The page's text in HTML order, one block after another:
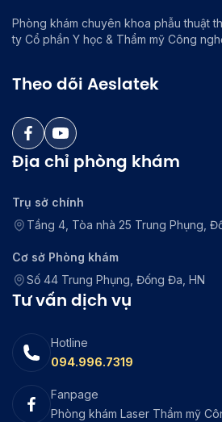
Phòng khám chuyên khoa phẫu thuật
ty Cổ phần Y học & Thẩm mỹ Công
Theo dõi Aeslatek
Địa chỉ phòng khám
Trụ sở chính
Tầng 4, Tòa nhà 25 Trung Phụng,
Cơ sở Phòng khám
Số 44 Trung Phụng, Đống Đa, HN
Tư vấn dịch vụ
Hotline
094.996.7319
Fanpage
Phòng khám Laser Thẩm mỹ